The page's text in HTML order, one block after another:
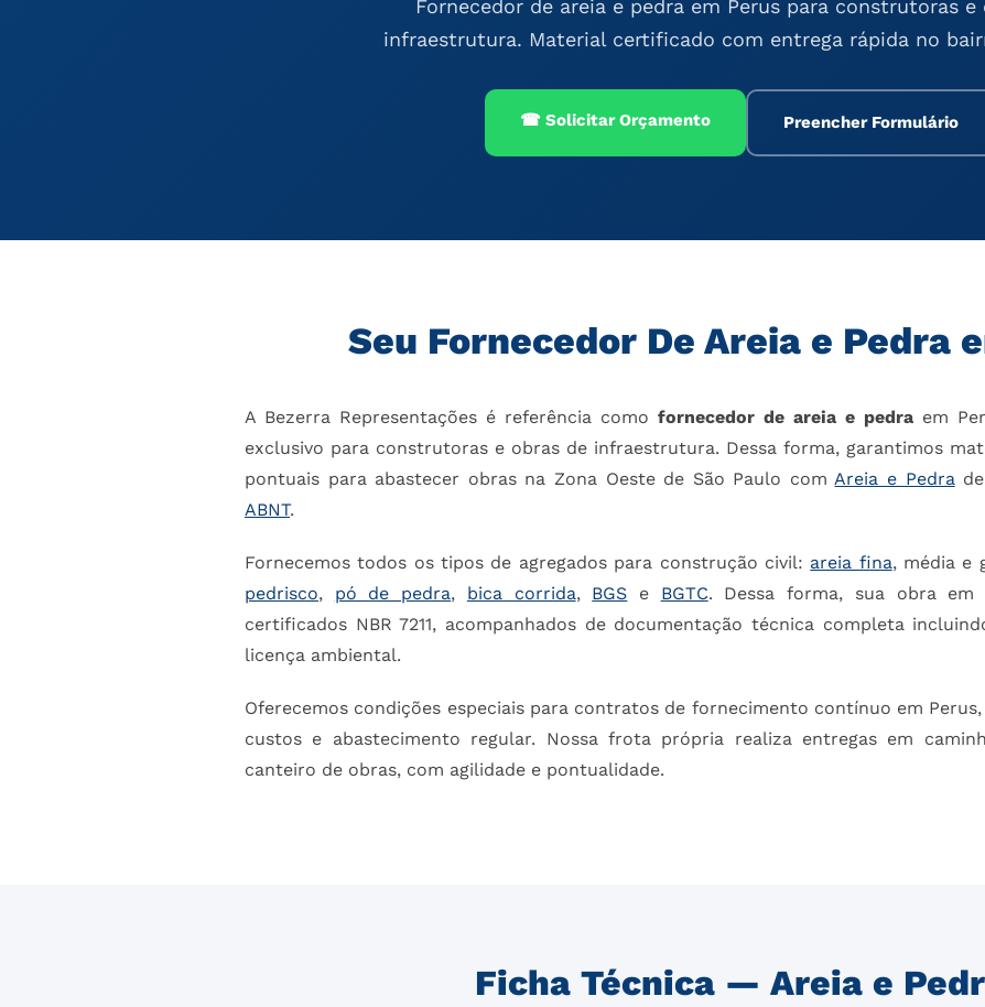
Fornecedor de areia e pedra em Perus para construtoras e
infraestrutura. Material certificado com entrega rápida no
☎ Solicitar Orçamento Preencher Formulário
Seu Fornecedor De Areia e Pedra
A Bezerra Representações é referência como fornecedor de areia e pedra em
exclusivo para construtoras e obras de infraestrutura. Dessa forma, garantimos
pontuais para abastecer obras na Zona Oeste de São Paulo comAreia e Pedrade
ABNT.
Fornecemos todos os tipos de agregados para construção civil: areia fina, média e
pedrisco, pó de pedra, bica corrida, BGS e BGTC. Dessa forma, sua obra em
certificados NBR 7211, acompanhados de documentação técnica completa
licença ambiental.
Oferecemos condições especiais para contratos de fornecimento contínuo em
custos e abastecimento regular. Nossa frota própria realiza entregas em
canteiro de obras, com agilidade e pontualidade.
Ficha Técnica — Areia e